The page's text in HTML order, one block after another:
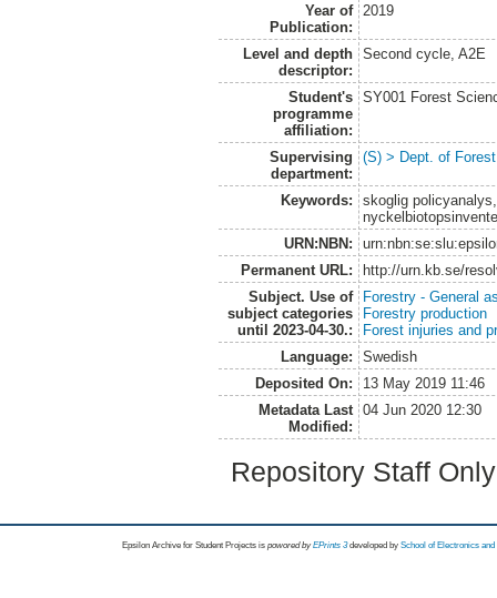
Year of
Publication:
2019
Level and depth
descriptor:
Second cycle, A2E
Student's
programme
affiliation:
SY001 Forest
Supervising
department:
(S) > Dept. of
Keywords:
skoglig
URN:NBN:
Permanent URL:
http://urn.kb.se/
Subject. Use of
subject categories
until 2023-04-30.:
Forestry - General
Forestry production
Forest injuries and
Language:
Swedish
Deposited On:
13 May 2019 11:46
Metadata Last
Modified:
04 Jun 2020 12:30
Repository Staff
Epsilon Archive for Student Projects is powored byEPrints 3 developed by School of Electronics